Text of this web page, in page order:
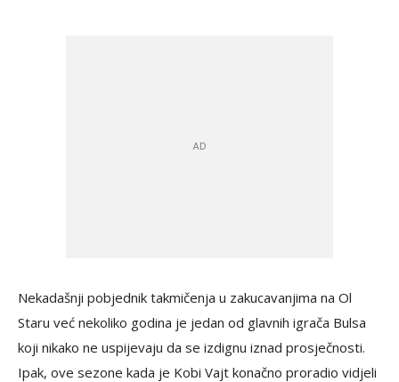
Nekadašnji pobjednik takmičenja u zakucavanjima na Ol
Staru već nekoliko godina je jedan od glavnih igrača Bulsa
koji nikako ne uspijevaju da se izdignu iznad prosječnosti.
Ipak, ove sezone kada je Kobi Vajt konačno proradio vidjeli